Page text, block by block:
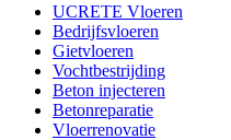
UCRETE Vloeren
Bedrijfsvloeren
Gietvloeren
Vochtbestrijding
Beton injecteren
Betonreparatie
Vloerrenovatie